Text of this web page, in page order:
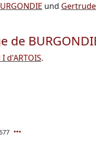
und
de
d'ARTOIS.